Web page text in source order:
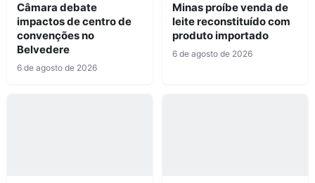
Câmara debate
impactos de centro de
convenções no
Belvedere
6 de agosto de 2026
Minas proíbe venda de
leite reconstituído com
produto importado
6 de agosto de 2026